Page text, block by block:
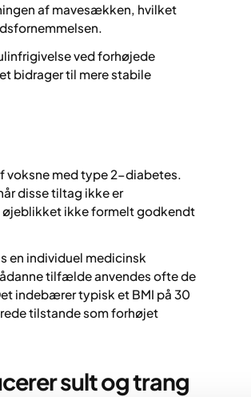
af mavesækken, hvilket
ved forhøjede
bidrager til mere stabile
voksne med type 2-diabetes.
disse tiltag ikke er
ikke formelt godkendt
en individuel medicinsk
tilfælde anvendes ofte de
indebærer typisk et BMI på 30
tilstande som forhøjet
sult og trang